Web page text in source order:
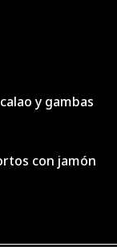
y gambas
con jamón